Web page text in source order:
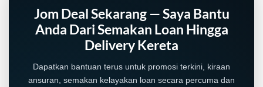
Jom Deal Sekarang — Saya Bantu
Anda Dari Semakan Loan Hingga
Delivery Kereta
Dapatkan bantuan terus untuk promosi terkini, kiraan
ansuran, semakan kelayakan loan secara percuma dan